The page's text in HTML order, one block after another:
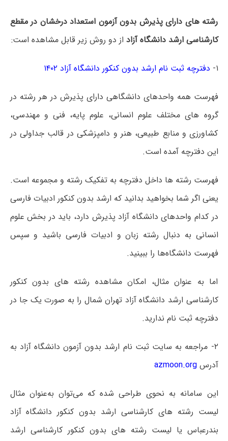
رشته های دارای پذیرش بدون آزمون استعداد درخشان در مقطع
کارشناسی ارشد دانشگاه آزاد از دو روش زیر قابل مشاهده است:
۱- دفترچه ثبت نام ارشد بدون کنکور دانشگاه آزاد ۱۴۰۲
فهرست همه واحدهای دانشگاهی دارای پذیرش در هر رشته در
گروه های مختلف علوم انسانی، علوم پایه، فنی و مهندسی،
کشاورزی و منابع طبیعی، هنر و دامپزشکی در قالب جداولی در
این دفترچه آمده است.
فهرست رشته ها داخل دفترچه به تفکیک رشته و مجموعه است.
یعنی اگر شما بخواهید بدانید که ارشد بدون کنکور ادبیات فارسی
در کدام واحدهای دانشگاه آزاد پذیرش دارد، باید در بخش علوم
انسانی به دنبال رشته زبان و ادبیات فارسی باشید و سپس
فهرست دانشگاه‌ها را ببینید.
اما به عنوان مثال، امکان مشاهده رشته های بدون کنکور
کارشناسی ارشد دانشگاه آزاد تهران شمال را به صورت یک جا در
دفترچه ثبت نام ندارید.
۲- مراجعه به سایت ثبت نام ارشد بدون آزمون دانشگاه آزاد به
آدرس azmoon.org
این سامانه به نحوی طراحی شده که می‌توان به‌عنوان مثال
لیست رشته های کارشناسی ارشد بدون کنکور دانشگاه آزاد
بندرعباس یا لیست رشته های بدون کنکور کارشناسی ارشد